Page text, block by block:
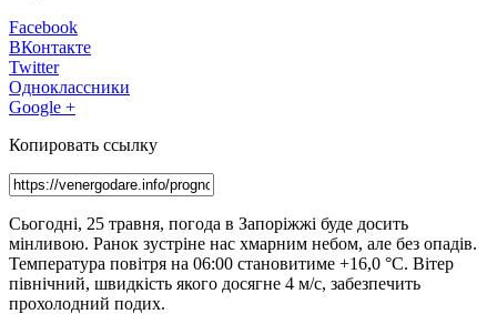
Facebook
ВКонтакте
Twitter
Одноклассники
Google +
Копировать ссылку
Сьогодні, 25 травня, погода в Запоріжжі буде досить
мінливою. Ранок зустріне нас хмарним небом, але без опадів.
Температура повітря на 06:00 становитиме +16,0 °С. Вітер
північний, швидкість якого досягне 4 м/с, забезпечить
прохолодний подих.